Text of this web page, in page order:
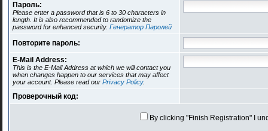
Пароль:
Please enter a password that is 6 to 30 characters in
length. It is also recommended to randomize the
password for enhanced security. Генератор Паролей
Повторите пароль:
E-Mail Address:
This is the E-Mail Address at which we will contact you
when changes happen to our services that may affect
your account. Please read our Privacy Policy.
Проверочный код:
By clicking "Finish Registration" I